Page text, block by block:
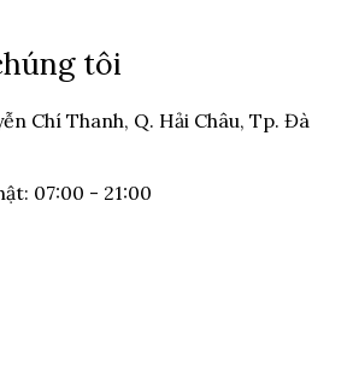
tôi
Chí Thanh, Q. Hải Châu, Tp. Đà
07:00 - 21:00